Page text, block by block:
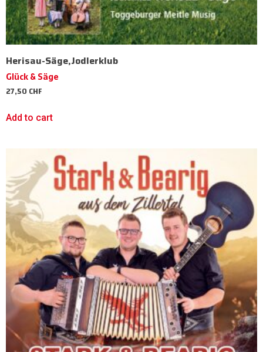
Herisau-Säge,Jodlerklub
Glück & Säge
27,50CHF
Add to cart